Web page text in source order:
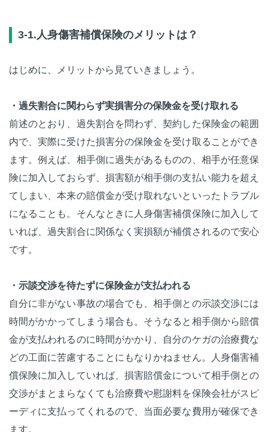
3-1.人身傷害補償保険のメリットは？
はじめに、メリットから見ていきましょう。
・過失割合に関わらず実損害分の保険金を受け取れる
前述のとおり、過失割合を問わず、契約した保険金の範囲
内で、実際に受けた損害分の保険金を受け取ることができ
ます。例えば、相手側に過失があるものの、相手が任意保
険に加入しておらず、損害額が相手側の支払い能力を超え
てしまい、本来の賠償金が受け取れないといったトラブル
になることも。そんなときに人身傷害補償保険に加入して
いれば、過失割合に関係なく実損額が補償されるので安心
です。
・示談交渉を待たずに保険金が支払われる
自分に非がない事故の場合でも、相手側との示談交渉には
時間がかかってしまう場合も。そうなると相手側から賠償
金が支払われるのに時間がかかり、自分のケガの治療費な
どの工面に苦慮することにもなりかねません。人身傷害補
償保険に加入していれば、損害賠償金について相手側との
交渉がまとまらなくても治療費や慰謝料を保険会社がスピ
ーディに支払ってくれるので、当面必要な費用が確保でき
ます。